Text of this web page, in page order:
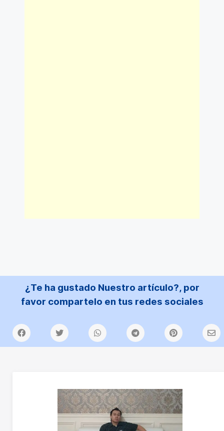
¿Te ha gustado Nuestro artículo?, por
favor compartelo en tus redes sociales